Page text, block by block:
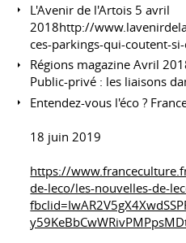
L'Avenir de l'Artois 5 avril
2018http://
ces-parkings-qui-coutent-
Régions magazine Avril
Public-privé : les liaisons
Entendez-vous l'éco ?
18 juin 2019
https://
de-leco/les-nouvelles-de-